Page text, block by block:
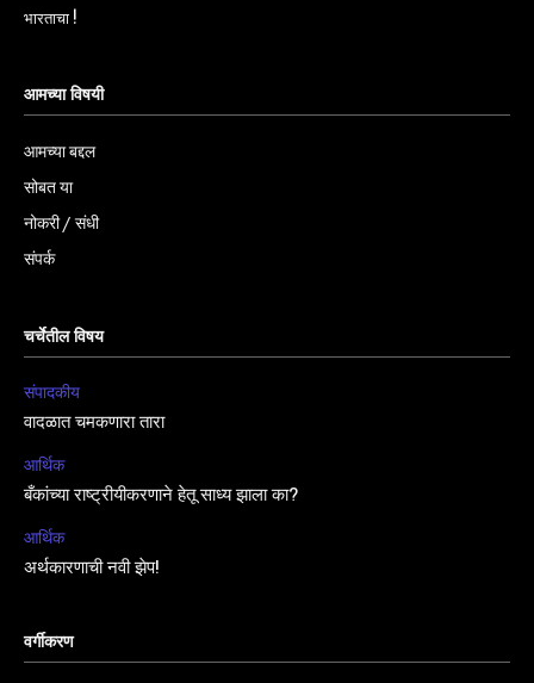
भारताचा !
आमच्या विषयी
आमच्या बद्दल
सोबत या
नोकरी / संधी
संपर्क
चर्चेतील विषय
संपादकीय
वादळात चमकणारा तारा
आर्थिक
बँकांच्या राष्ट्रीयीकरणाने हेतू साध्य झाला का?
आर्थिक
अर्थकारणाची नवी झेप!
वर्गीकरण